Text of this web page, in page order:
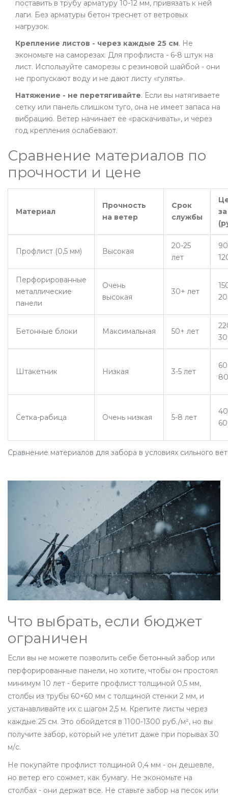
поставить в трубу арматуру 10-12 мм, привязать к ней
лаги. Без арматуры бетон треснет от ветровых
нагрузок.
Крепление листов - через каждые 25 см. Не
экономьте на саморезах. Для профлиста - 6-8 штук на
лист. Используйте саморезы с резиновой шайбой - они
не пропускают воду и не дают листу «гулять».
Натяжение - не перетягивайте. Если вы натягиваете
сетку или панель слишком туго, она не имеет запаса на
вибрацию. Ветер начинает ее «раскачивать», и через
год крепления ослабевают.
Сравнение материалов по
прочности и цене
Сравнение материалов для забора в условиях сильного
Материал
Прочность
на ветер
Срок
службы
Профлист (0,5 мм) Высокая
20-25
лет
Перфорированные
металлические
панели
Очень
высокая
30+ лет
Бетонные блоки Максимальная 50+ лет
Штакетник Низкая 3-5 лет
Сетка-рабица Очень низкая 5-8 лет
Что выбрать, если бюджет
ограничен
Если вы не можете позволить себе бетонный забор или
перфорированные панели, но хотите, чтобы он простоял
минимум 10 лет - берите профлист толщиной 0,5 мм,
столбы из трубы 60×60 мм с толщиной стенки 2 мм, и
устанавливайте их с шагом 2,5 м. Крепите листы через
каждые 25 см. Это обойдется в 1100-1300 руб./м², но вы
получите забор, который не улетит даже при порывах 30
м/с.
Не покупайте профлист толщиной 0,4 мм - он дешевле,
но ветер его сожмет, как бумагу. Не экономьте на
столбах - они держат все. Не ставьте забор на песок или